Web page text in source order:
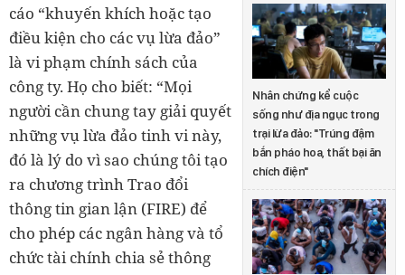
Nhân chứng kể cuộc
sống như địa ngục trong
trại lừa đảo: "Trúng đậm
bắn pháo hoa, thất bại ăn
chích điện"
cáo “khuyến khích hoặc tạo
điều kiện cho các vụ lừa đảo”
là vi phạm chính sách của
công ty. Họ cho biết: “Mọi
người cần chung tay giải quyết
những vụ lừa đảo tinh vi này,
đó là lý do vì sao chúng tôi tạo
ra chương trình Trao đổi
thông tin gian lận (FIRE) để
cho phép các ngân hàng và tổ
chức tài chính chia sẻ thông